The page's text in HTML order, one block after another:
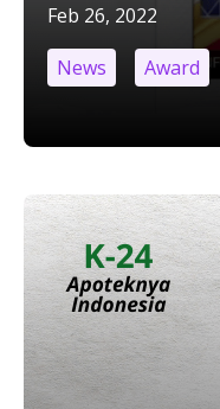
Feb 26, 2022
News
Award